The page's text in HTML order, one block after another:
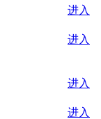
进入
进入
进入
进入